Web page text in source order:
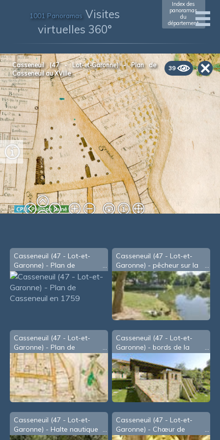
1001 Panoramas Visites
virtuelles 360°
Index des
panoramas
du
département
xxxxxxxxxxxx
39
Casseneuil (47 - Lot-et-Garonne) - Plan de
Casseneuil au XVIIIe
Casseneuil (47 - Lot-et-
Garonne) - Plan de
Casseneuil en 1759
Casseneuil (47 - Lot-et-
Garonne) - pêcheur sur la
Lède
Casseneuil (47 - Lot-et-
Garonne) - Plan de
Casseneuil au XVIIIe
Casseneuil (47 - Lot-et-
Garonne) - bords de la
Lède
Casseneuil (47 - Lot-et-
Garonne) - Halte nautique
Casseneuil (47 - Lot-et-
Garonne) - Chœur de